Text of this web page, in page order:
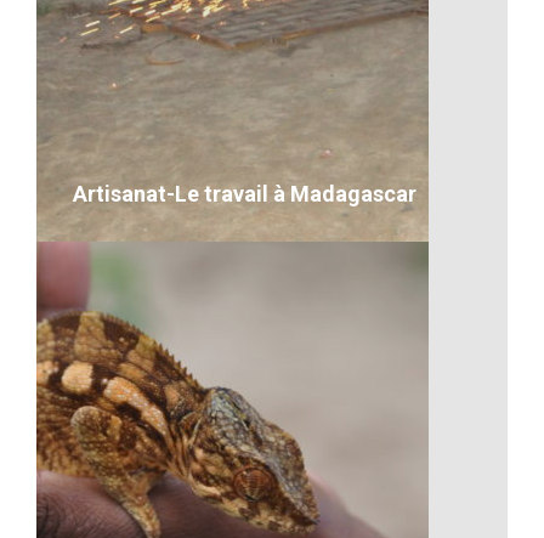
Les repas à l’école
Artisanat-Le travail à Madagascar